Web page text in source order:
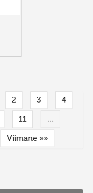
2 3 4
11 …
Viimane »»